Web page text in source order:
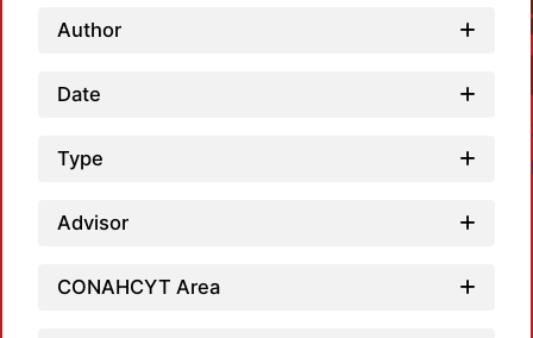
Author
Date
Type
Advisor
CONAHCYT Area